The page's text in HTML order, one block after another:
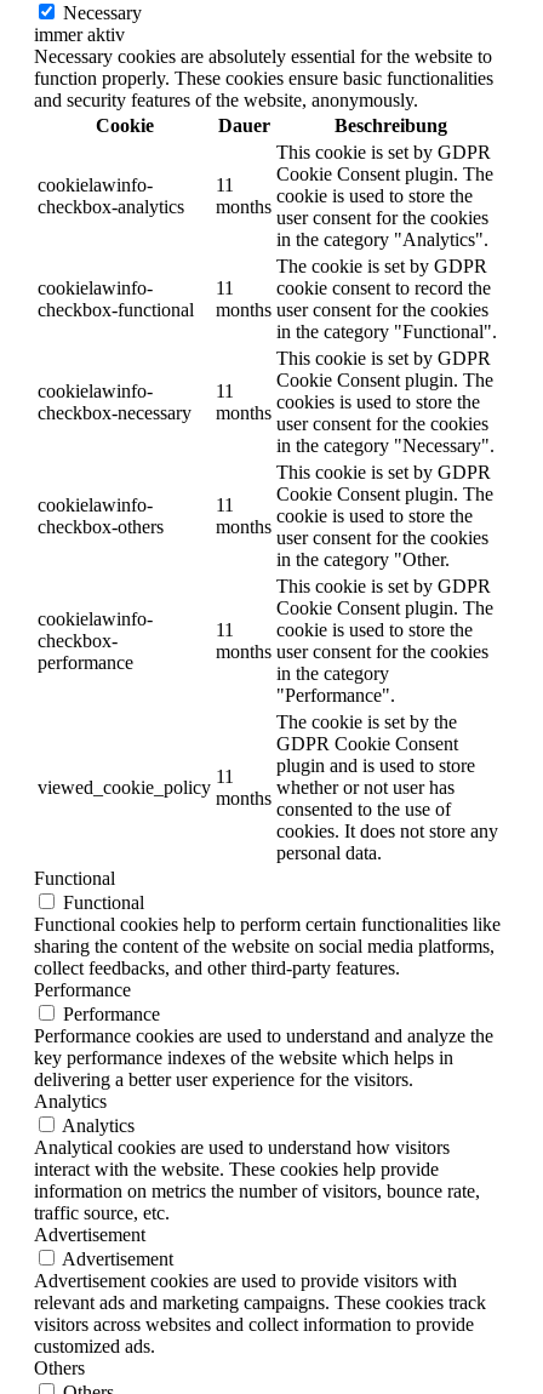
Necessary
immer aktiv
Necessary cookies are absolutely essential for the website to
function properly. These cookies ensure basic functionalities
and security features of the website, anonymously.
Cookie
Dauer Beschreibung
cookielawinfo-
checkbox-analytics
11
months
This cookie is set by GDPR
Cookie Consent plugin. The
cookie is used to store the
user consent for the cookies
in the category "Analytics".
cookielawinfo-
checkbox-functional
11
months
The cookie is set by GDPR
cookie consent to record the
user consent for the cookies
in the category "Functional".
cookielawinfo-
checkbox-necessary
11
months
This cookie is set by GDPR
Cookie Consent plugin. The
cookies is used to store the
user consent for the cookies
in the category "Necessary".
cookielawinfo-
checkbox-others
11
months
This cookie is set by GDPR
Cookie Consent plugin. The
cookie is used to store the
user consent for the cookies
in the category "Other.
cookielawinfo-
checkbox-
performance
11
months
This cookie is set by GDPR
Cookie Consent plugin. The
cookie is used to store the
user consent for the cookies
in the category
"Performance".
viewed_cookie_policy
11
months
The cookie is set by the
GDPR Cookie Consent
plugin and is used to store
whether or not user has
consented to the use of
cookies. It does not store any
personal data.
Functional
Functional
Functional cookies help to perform certain functionalities like
sharing the content of the website on social media platforms,
collect feedbacks, and other third-party features.
Performance
Performance
Performance cookies are used to understand and analyze the
key performance indexes of the website which helps in
delivering a better user experience for the visitors.
Analytics
Analytics
Analytical cookies are used to understand how visitors
interact with the website. These cookies help provide
information on metrics the number of visitors, bounce rate,
traffic source, etc.
Advertisement
Advertisement
Advertisement cookies are used to provide visitors with
relevant ads and marketing campaigns. These cookies track
visitors across websites and collect information to provide
customized ads.
Others